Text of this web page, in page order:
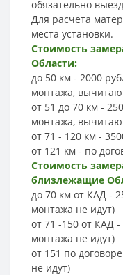
обязательно
Для расчета
места установки.
Стоимость
Области:
до 50 км - 2000
монтажа,
от 51 до 70 км -
монтажа,
от 71 - 120 км -
от 121 км - по
Стоимость
близлежащие
до 70 км от КАД -
монтажа не идут)
от 71 -150 от КАД
монтажа не идут)
от 151 по
не идут)